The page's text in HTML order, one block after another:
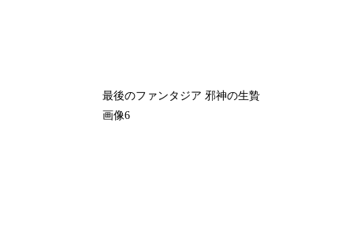
最後のファンタジア 邪神の生贄
画像6